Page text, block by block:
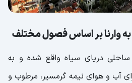
فصل تابستان
وارنا بر اساس فصول مختلف
دریای سیاه واقع شده و به
آب و هوای نیمه گرمسیر، مرطوب و